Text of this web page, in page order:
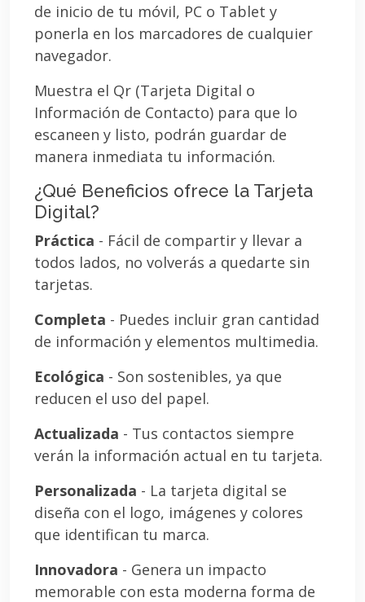
de inicio de tu móvil, PC o Tablet y
ponerla en los marcadores de cualquier
navegador.
Muestra el Qr (Tarjeta Digital o
Información de Contacto) para que lo
escaneen y listo, podrán guardar de
manera inmediata tu información.
¿Qué Beneficios ofrece la Tarjeta
Digital?
Práctica - Fácil de compartir y llevar a
todos lados, no volverás a quedarte sin
tarjetas.
Completa - Puedes incluir gran cantidad
de información y elementos multimedia.
Ecológica - Son sostenibles, ya que
reducen el uso del papel.
Actualizada - Tus contactos siempre
verán la información actual en tu tarjeta.
Personalizada - La tarjeta digital se
diseña con el logo, imágenes y colores
que identifican tu marca.
Innovadora - Genera un impacto
memorable con esta moderna forma de